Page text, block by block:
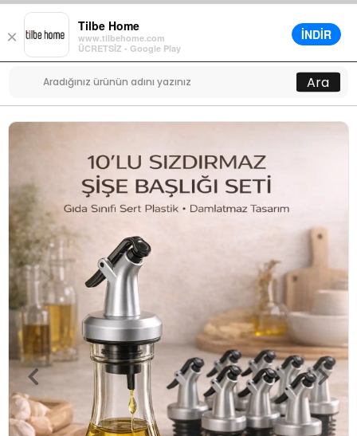
×
Tilbe Home
www.tilbehome.com
ÜCRETSİZ - Google Play
İNDİR
Menü
0
Ara